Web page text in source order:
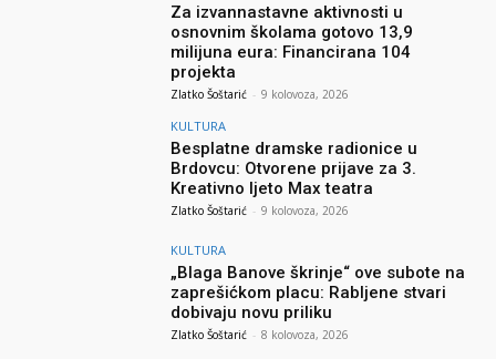
Za izvannastavne aktivnosti u
osnovnim školama gotovo 13,9
milijuna eura: Financirana 104
projekta
Zlatko Šoštarić - 9 kolovoza, 2026
KULTURA
Besplatne dramske radionice u
Brdovcu: Otvorene prijave za 3.
Kreativno ljeto Max teatra
Zlatko Šoštarić - 9 kolovoza, 2026
KULTURA
„Blaga Banove škrinje“ ove subote na
zaprešićkom placu: Rabljene stvari
dobivaju novu priliku
Zlatko Šoštarić - 8 kolovoza, 2026